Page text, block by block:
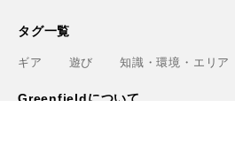
タグ一覧
ギア 遊び 知識・環境・エリア
Greenfieldについて